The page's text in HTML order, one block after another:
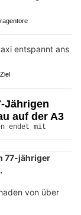
Jährigen
auf der A3
77-jähriger
von über